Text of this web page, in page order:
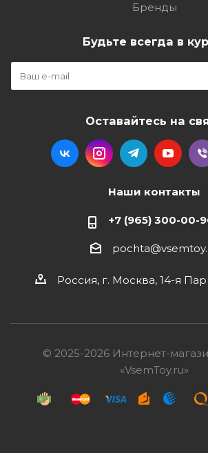
Бренды
Будьте всегда в
Оставайтесь на
Наши контакты
+7 (965) 300-00-
Россия, г. Москва, 14-я
© 2025-2026 Интернет-
«VsemToy.ru»